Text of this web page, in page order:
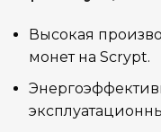
Высокая
монет на Scrypt.